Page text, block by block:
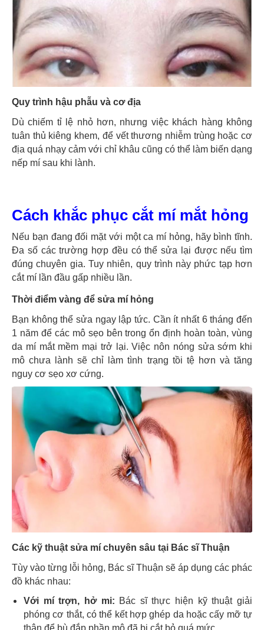
Quy trình hậu phẫu và cơ địa
Dù chiếm tỉ lệ nhỏ hơn, nhưng việc khách hàng không
tuân thủ kiêng khem, để vết thương nhiễm trùng hoặc cơ
địa quá nhạy cảm với chỉ khâu cũng có thể làm biến dạng
nếp mí sau khi lành.
Cách khắc phục cắt mí mắt hỏng
Nếu bạn đang đối mặt với một ca mí hỏng, hãy bình tĩnh.
Đa số các trường hợp đều có thể sửa lại được nếu tìm
đúng chuyên gia. Tuy nhiên, quy trình này phức tạp hơn
cắt mí lần đầu gấp nhiều lần.
Thời điểm vàng để sửa mí hỏng
Bạn không thể sửa ngay lập tức. Cần ít nhất 6 tháng đến
1 năm để các mô sẹo bên trong ổn định hoàn toàn, vùng
da mí mắt mềm mại trở lại. Việc nôn nóng sửa sớm khi
mô chưa lành sẽ chỉ làm tình trạng tồi tệ hơn và tăng
nguy cơ sẹo xơ cứng.
Các kỹ thuật sửa mí chuyên sâu tại Bác sĩ Thuận
Tùy vào từng lỗi hỏng, Bác sĩ Thuận sẽ áp dụng các phác
đồ khác nhau:
Với mí trợn, hở mi: Bác sĩ thực hiện kỹ thuật giải
phóng cơ thắt, có thể kết hợp ghép da hoặc cấy mỡ tự
thân để bù đắp phần mô đã bị cắt bỏ quá mức.